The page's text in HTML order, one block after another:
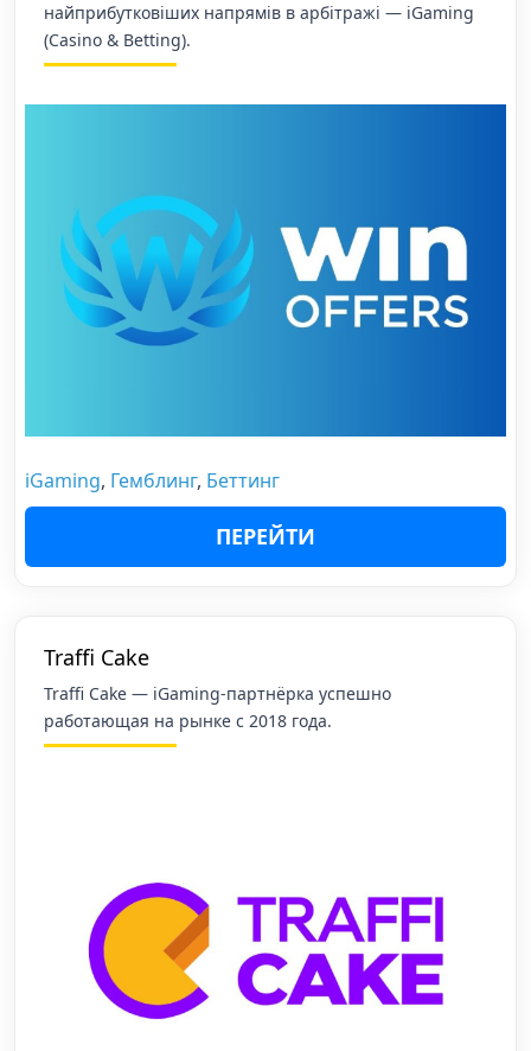
найприбутковіших напрямів в арбітражі — iGaming
(Casino & Betting).
iGaming, Гемблинг, Беттинг
ПЕРЕЙТИ
Traffi Cake
Traffi Cake — iGaming-партнёрка успешно
работающая на рынке с 2018 года.